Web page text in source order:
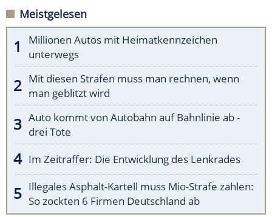
Meistgelesen
Millionen Autos mit Heimatkennzeichen
unterwegs
Mit diesen Strafen muss man rechnen, wenn
man geblitzt wird
Auto kommt von Autobahn auf Bahnlinie ab -
drei Tote
Im Zeitraffer: Die Entwicklung des Lenkrades
Illegales Asphalt-Kartell muss Mio-Strafe zahlen:
So zockten 6 Firmen Deutschland ab